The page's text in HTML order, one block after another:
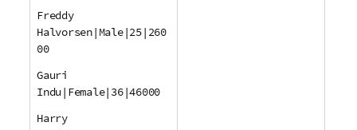
Freddy
Halvorsen|Male|25|260
00
Gauri
Indu|Female|36|46000
Harry